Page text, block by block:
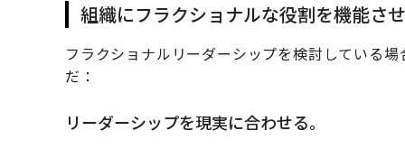
組織にフラクショナルな役割を機能さ
フラクショナルリーダーシップを検討している
だ：
リーダーシップを現実に合わせる。